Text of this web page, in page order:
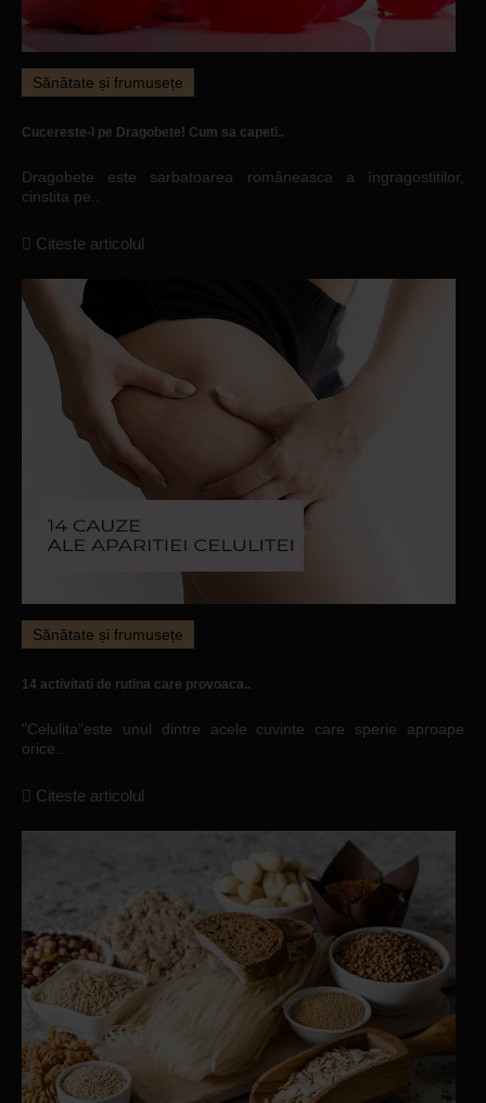
Sănătate și frumusețe
Cucereste-l pe Dragobete! Cum sa capeti..
Dragobete este sarbatoarea româneasca a îngragostitilor,
cinstita pe..
Citeste articolul
Sănătate și frumusețe
14 activitati de rutina care provoaca..
"Celulita"este unul dintre acele cuvinte care sperie aproape
orice..
Citeste articolul